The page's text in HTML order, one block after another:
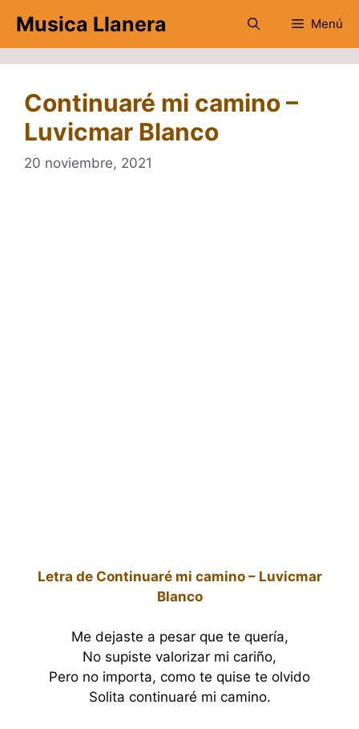
contenido
Musica Llanera Menú
Continuaré mi camino –
Luvicmar Blanco
20 noviembre, 2021
Letra de Continuaré mi camino – Luvicmar
Blanco
Me dejaste a pesar que te quería,
No supiste valorizar mi cariño,
Pero no importa, como te quise te olvido
Solita continuaré mi camino.